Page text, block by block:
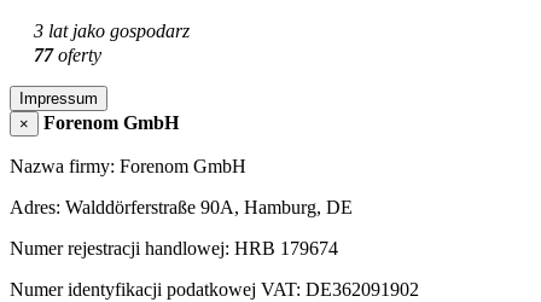
3 lat jako gospodarz
77oferty
Impressum
×
Forenom GmbH
Nazwa firmy: Forenom GmbH
Adres: Walddörferstraße 90A, Hamburg, DE
Numer rejestracji handlowej: HRB 179674
Numer identyfikacji podatkowej VAT: DE362091902